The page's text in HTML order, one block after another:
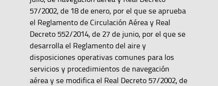
57/2002, de 18 de enero, por el que se aprueba
el Reglamento de Circulación Aérea y Real
Decreto 552/2014, de 27 de junio, por el que se
desarrolla el Reglamento del aire y
disposiciones operativas comunes para los
servicios y procedimientos de navegación
aérea y se modifica el Real Decreto 57/2002, de